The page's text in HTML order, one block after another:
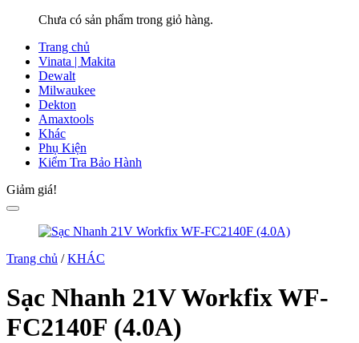
Chưa có sản phẩm trong giỏ hàng.
Trang chủ
Vinata | Makita
Dewalt
Milwaukee
Dekton
Amaxtools
Khác
Phụ Kiện
Kiểm Tra Bảo Hành
Giảm giá!
Trang chủ / KHÁC
Sạc Nhanh 21V Workfix WF-
FC2140F (4.0A)